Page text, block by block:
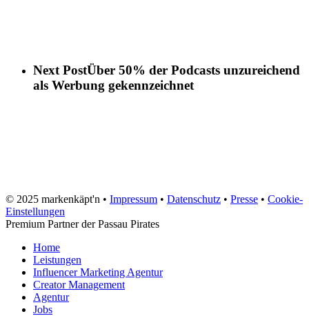
Next PostÜber 50% der Podcasts unzureichend
als Werbung gekennzeichnet
© 2025 markenkäpt'n • Impressum • Datenschutz • Presse • Cookie-
Einstellungen
Premium Partner der Passau Pirates
Close
Menu
Home
Leistungen
Influencer Marketing Agentur
Creator Management
Agentur
Jobs